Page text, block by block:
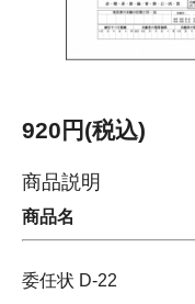
920円(税込)
商品説明
商品名
委任状 D-22